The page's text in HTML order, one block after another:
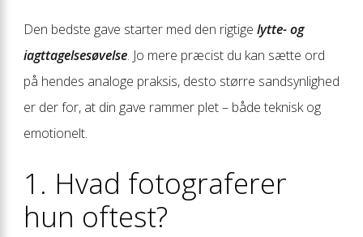
Den bedste gave starter med den rigtige lytte- og
iagttagelsesøvelse. Jo mere præcist du kan sætte ord
på hendes analoge praksis, desto større sandsynlighed
er der for, at din gave rammer plet – både teknisk og
emotionelt.
1. Hvad fotograferer
hun oftest?